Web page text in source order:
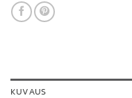
KUVAUS